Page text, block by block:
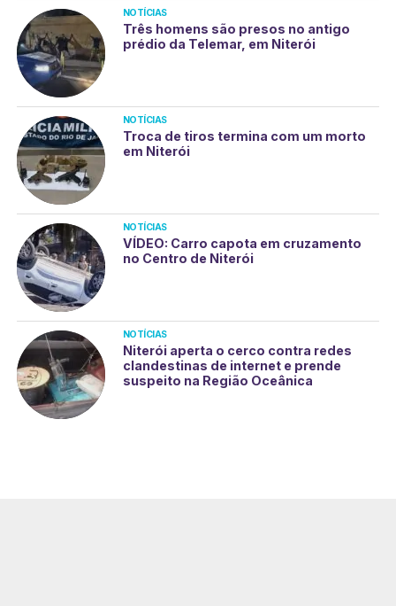
NOTÍCIAS
Três homens são presos no antigo
prédio da Telemar, em Niterói
NOTÍCIAS
Troca de tiros termina com um morto
em Niterói
NOTÍCIAS
VÍDEO: Carro capota em cruzamento
no Centro de Niterói
NOTÍCIAS
Niterói aperta o cerco contra redes
clandestinas de internet e prende
suspeito na Região Oceânica